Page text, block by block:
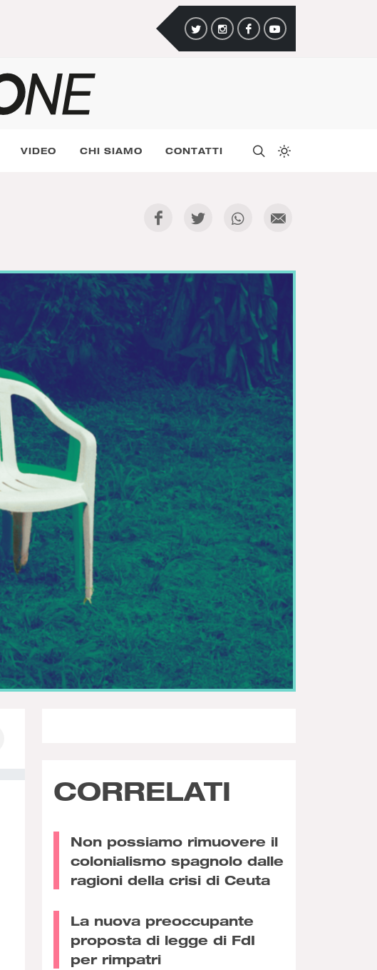
VIDEO CHI SIAMO CONTATTI
CORRELATI
Non possiamo rimuovere il
colonialismo spagnolo dalle
ragioni della crisi di Ceuta
La nuova preoccupante
proposta di legge di FdI
per rimpatri